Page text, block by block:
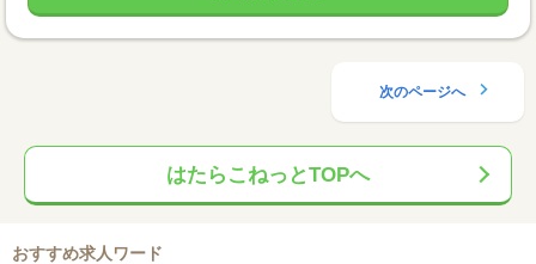
次のページへ
はたらこねっとTOPへ
おすすめ求人ワード